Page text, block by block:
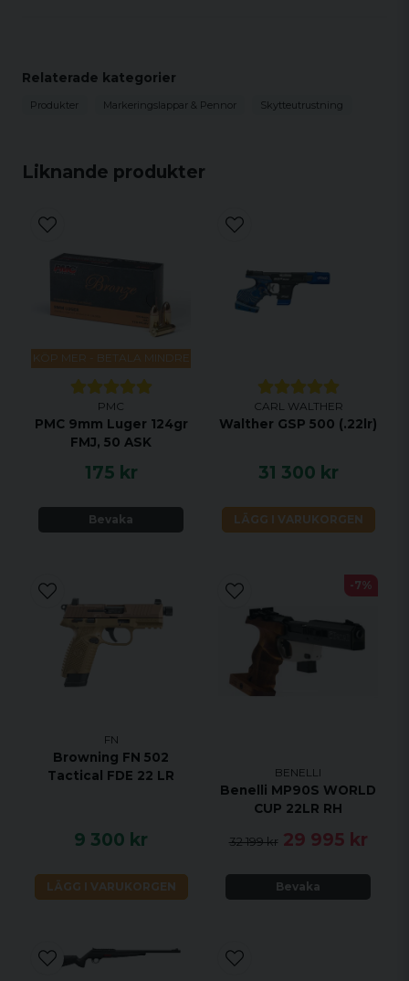
Liknande produkter
KÖP MER - BETALA MINDRE
PMC
PMC 9mm Luger 124gr
FMJ, 50 ASK
175 kr
Bevaka
CARL WALTHER
Walther GSP 500 (.22lr)
31 300 kr
LÄGG I VARUKORGEN
FN
Browning FN 502
Tactical FDE 22 LR
9 300 kr
LÄGG I VARUKORGEN
BENELLI
Benelli MP90S WORLD
CUP 22LR RH
32 199 kr 29 995 kr
Bevaka
-7%
Relaterade kategorier
Produkter Markeringslappar & Pennor Skytteutrustning